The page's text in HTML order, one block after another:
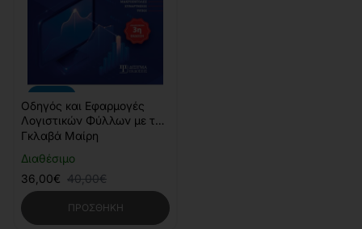
Διαθέσιμο
Οδηγός και Εφαρμογές
Λογιστικών Φύλλων με το
MS Excel
Γκλαβά Μαίρη
36,00€ 40,00€
ΠΡΟΣΘΉΚΗ